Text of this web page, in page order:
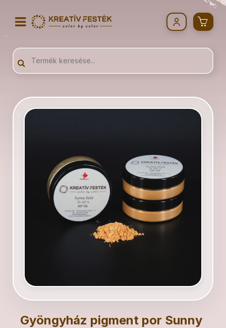
Gyöngyház pigment por Sunny